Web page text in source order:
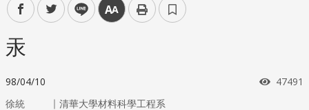
facebooktwitter line 中
汞
98/04/10 瀏覽次
47491
徐統 ｜ 清華大學材料科學工程系